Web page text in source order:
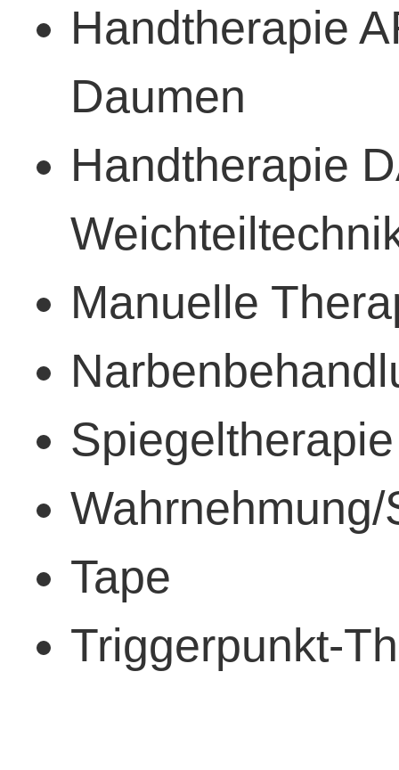
Handtherapie
Daumen
Handtherapie
Manuelle
Spiegeltherapie
Tape
Triggerpunkt-